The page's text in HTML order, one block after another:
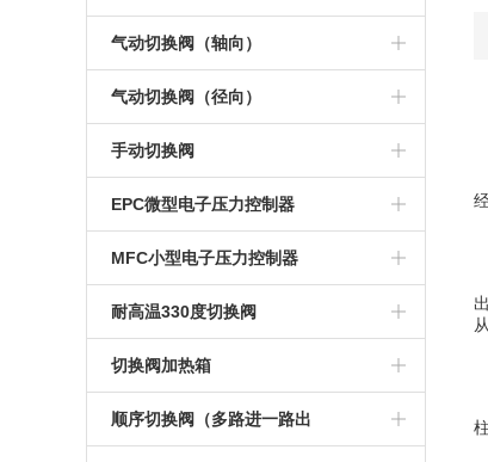
小稳压阀（低压）
稳压阀（快拧接口）
小稳压阀
不锈钢稳压阀
高压输入稳压阀
1D型低压稳压阀
小型稳压阀
不锈钢小稳压阀
稳流阀
不锈钢稳流阀
耐腐蚀稳流阀
170C°气相色谱稳流阀
10升大流量稳流阀
气体稳流阀
色谱大流量稳流阀
大流量稳流阀
电动加长三通切换阀
电动六通阀头
电动十二通阀
电动十四通阀
电动两位切换 阀
电动三通切换阀
电动四通切换阀
电动加长四通切换阀
气动切换阀（轴向）
气动十通切换阀 斜出气口
气动十二通切换阀
气动六通切换阀
气动六通切换阀 斜出气口
气动加长惰性六通切换阀
气动十通切换阀
气动加长十通切换阀
气动切换阀（径向）
气动四通切换阀
气动六通切换 阀
气动加长六通阀
气动惰性六通切换 阀
气动八通切换阀
气动十通切换 阀
手动切换阀
手动十四通阀
手动十六通阀
手动切换阀加热装置
手动四通切换阀
手动六通切换阀
EPC微型电子压力控制器
EPC控制器
MFC小型电子压力控制器
MFC
耐高温330度切换阀
电动切换阀系列
气动切换阀系列
切换阀加热箱
手动切换阀加热箱
顺序切换阀（多路进一路出